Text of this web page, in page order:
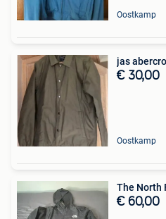
Oostkamp
jas
€ 30,00
Oostkamp
The North
€ 60,00